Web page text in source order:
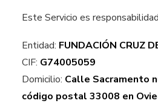
Este Servicio es
Entidad: FUNDACIÓN CRUZ
CIF: G74005059
Domicilio: Calle Sacramento
código postal 33008 en